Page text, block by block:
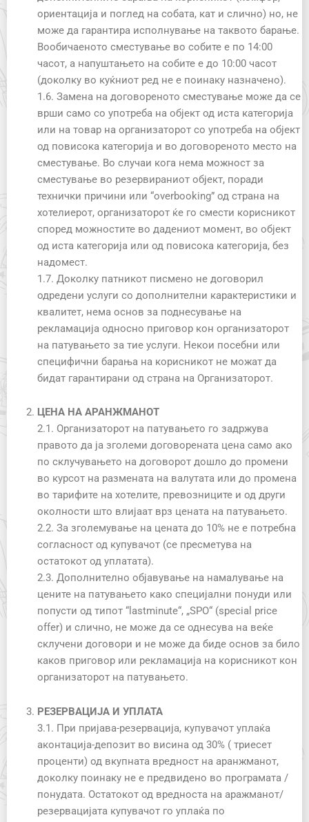
ориентација и поглед на собата, кат и слично) но, не
може да гарантира исполнување на таквото барање.
Вообичаеното сместување во собите е по 14:00
часот, а напуштањето на собите е до 10:00 часот
(доколку во куќниот ред не е поинаку назначено).
1.6. Замена на договореното сместување може да се
врши само со употреба на објект од иста категорија
или на товар на организаторот со употреба на објект
од повисока категорија и во договореното место на
сместување. Во случаи кога нема можност за
сместување во резервираниот објект, поради
технички причини или “overbooking” од страна на
хотелиерот, организаторот ќе го смести корисникот
според можностите во дадениот момент, во објект
од иста категорија или од повисока категорија, без
надомест.
1.7. Доколку патникот писмено не договорил
одредени услуги со дополнителни карактеристики и
квалитет, нема основ за поднесување на
рекламација односно приговор кон организаторот
на патувањетo за тие услуги. Некои посебни или
специфични барања на корисникот не можат да
бидат гарантирани од страна на Организаторот.
ЦЕНА НА АРАНЖМАНОТ
2.1. Организаторот на патувањето го задржува
правото да ја зголеми договорената цена само ако
по склучувањето на договорот дошло до промени
во курсот на размената на валутата или до промена
во тарифите на хотелите, превозниците и од други
околности што влијаат врз цената на патувањето.
2.2. За зголемување на цената до 10% не е потребна
согласност од купувачот (се пресметува на
остатокот од уплатата).
2.3. Дополнително објавување на намалување на
цените на патувањето како специјални понуди или
попусти од типот “lastminute“, „SPO“ (special price
offer) и слично, не може да се однесува на веќе
склучени договори и не може да биде основ за било
каков приговор или рекламација на корисникот кон
организаторот на патувањето.
РЕЗЕРВАЦИЈА И УПЛАТА
3.1. При пријава-резервација, купувачот уплаќа
аконтација-депозит во висина од 30% ( триесет
проценти) од вкупната вредност на аранжманот,
доколку поинаку не е предвидено во програмата /
понудата. Остатокот од вредноста на аражманот/
резервацијата купувачот го уплаќа по